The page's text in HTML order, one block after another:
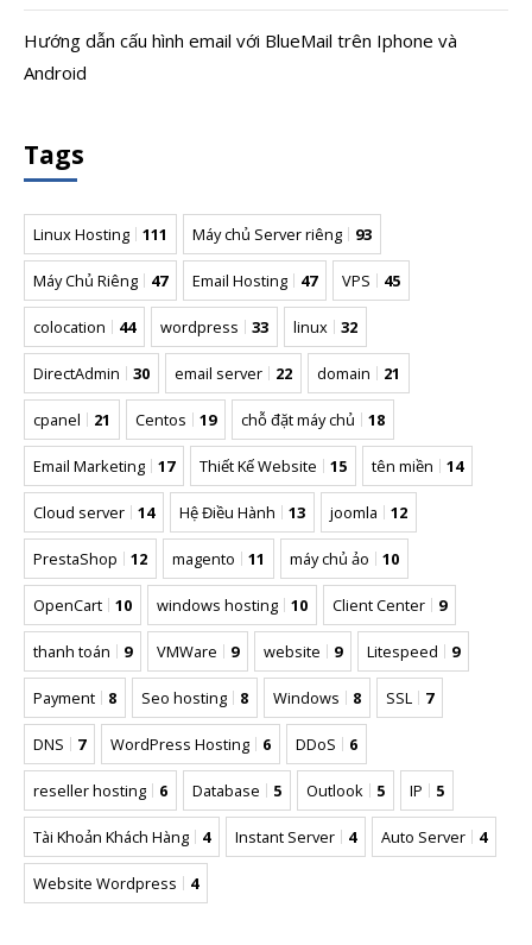
Hướng dẫn cấu hình email với BlueMail trên Iphone và
Android
Tags
Linux Hosting 111 Máy chủ Server riêng 93
Máy Chủ Riêng 47 Email Hosting 47 VPS 45
colocation 44 wordpress 33 linux 32
DirectAdmin 30 email server 22 domain 21
cpanel 21 Centos 19 chỗ đặt máy chủ 18
Email Marketing 17 Thiết Kế Website 15 tên miền 14
Cloud server 14 Hệ Điều Hành 13 joomla 12
PrestaShop 12 magento 11 máy chủ ảo 10
OpenCart 10 windows hosting 10 Client Center 9
thanh toán 9 VMWare 9 website 9 Litespeed 9
Payment 8 Seo hosting 8 Windows 8 SSL 7
DNS 7 WordPress Hosting 6 DDoS 6
reseller hosting 6 Database 5 Outlook 5 IP 5
Tài Khoản Khách Hàng 4 Instant Server 4 Auto Server 4
Website Wordpress 4